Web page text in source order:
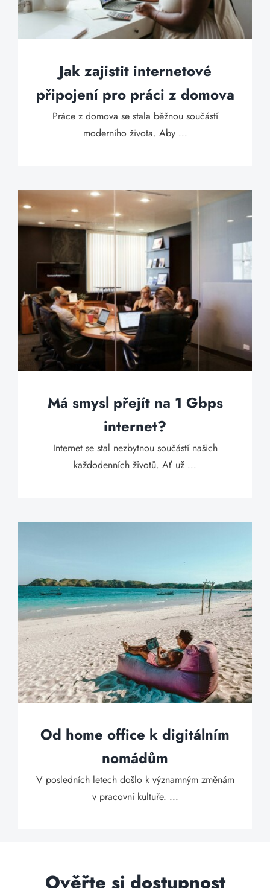
Jak zajistit internetové
připojení pro práci z domova
Práce z domova se stala běžnou součástí
moderního života. Aby ...
Má smysl přejít na 1 Gbps
internet?
Internet se stal nezbytnou součástí našich
každodenních životů. Ať už ...
Od home office k digitálním
nomádům
V posledních letech došlo k významným změnám
v pracovní kultuře. ...
Ověřte si dostupnost